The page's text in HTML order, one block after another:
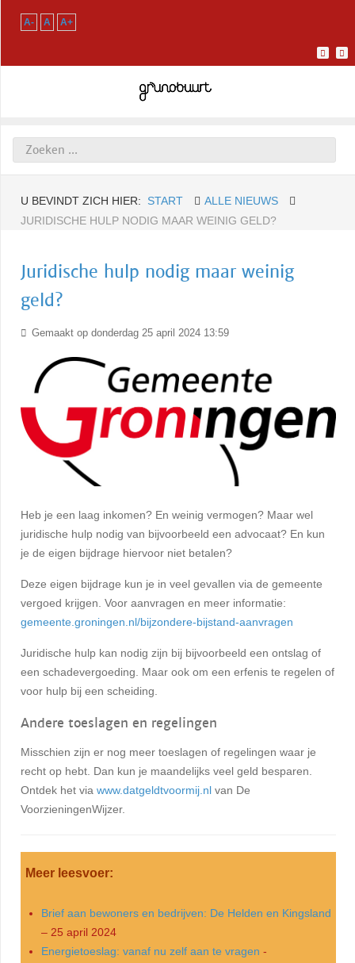
A- A A+
U BEVINDT ZICH HIER: START
ALLE NIEUWS
JURIDISCHE HULP NODIG MAAR WEINIG GELD?
Juridische hulp nodig maar weinig
geld?
Gemaakt op donderdag 25 april 2024 13:59
Heb je een laag inkomen? En weinig vermogen? Maar wel
juridische hulp nodig van bijvoorbeeld een advocaat? En kun
je de eigen bijdrage hiervoor niet betalen?
Deze eigen bijdrage kun je in veel gevallen via de gemeente
vergoed krijgen. Voor aanvragen en meer informatie:
gemeente.groningen.nl/bijzondere-bijstand-aanvragen
Juridische hulp kan nodig zijn bij bijvoorbeeld een ontslag of
een schadevergoeding. Maar ook om een erfenis te regelen of
voor hulp bij een scheiding.
Andere toeslagen en regelingen
Misschien zijn er nog meer toeslagen of regelingen waar je
recht op hebt. Dan kun je maandelijks veel geld besparen.
Ontdek het via www.datgeldtvoormij.nl van De
VoorzieningenWijzer.
Meer leesvoer:
Brief aan bewoners en bedrijven: De Helden en Kingsland
– 25 april 2024
Energietoeslag: vanaf nu zelf aan te vragen -